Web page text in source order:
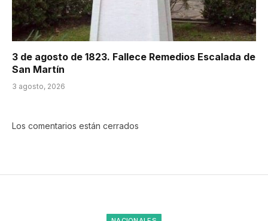
3 de agosto de 1823. Fallece Remedios Escalada de
San Martín
3 agosto, 2026
Los comentarios están cerrados